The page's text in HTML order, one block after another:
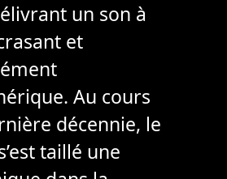
un son à
et
Au cours
décennie, le
taillé une